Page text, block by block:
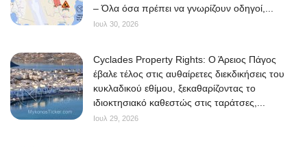
– Όλα όσα πρέπει να γνωρίζουν οδηγοί,...
Ιουλ 30, 2026
Cyclades Property Rights: Ο Άρειος Πάγος
έβαλε τέλος στις αυθαίρετες διεκδικήσεις του
κυκλαδικού εθίμου, ξεκαθαρίζοντας το
ιδιοκτησιακό καθεστώς στις ταράτσες,...
Ιουλ 29, 2026